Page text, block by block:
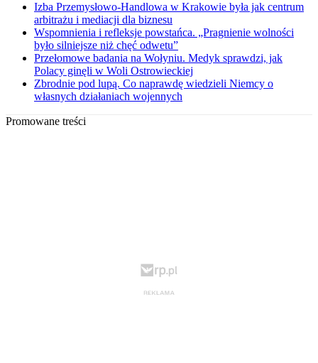
Izba Przemysłowo-Handlowa w Krakowie była jak centrum
arbitrażu i mediacji dla biznesu
Wspomnienia i refleksje powstańca. „Pragnienie wolności
było silniejsze niż chęć odwetu”
Przełomowe badania na Wołyniu. Medyk sprawdzi, jak
Polacy ginęli w Woli Ostrowieckiej
Zbrodnie pod lupą. Co naprawdę wiedzieli Niemcy o
własnych działaniach wojennych
Promowane treści